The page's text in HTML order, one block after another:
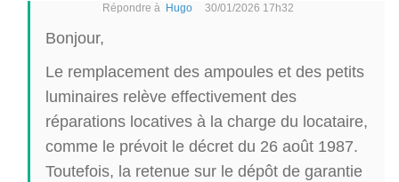
Répondre à Hugo 30/01/2026 17h32
Bonjour,
Le remplacement des ampoules et des petits
luminaires relève effectivement des
réparations locatives à la charge du locataire,
comme le prévoit le décret du 26 août 1987.
Toutefois, la retenue sur le dépôt de garantie